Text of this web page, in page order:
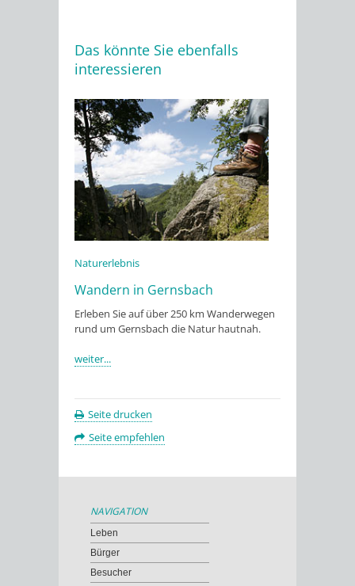
Das könnte Sie ebenfalls
interessieren
Naturerlebnis
Wandern in Gernsbach
Erleben Sie auf über 250 km Wanderwegen
rund um Gernsbach die Natur hautnah.
weiter...
Seite drucken
Seite empfehlen
NAVIGATION
Leben
Bürger
Besucher